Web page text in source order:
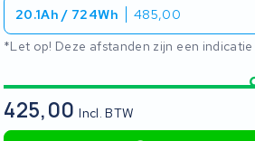
20.1Ah / 724Wh 485,00
*Let op! Deze afstanden zijn een indicatie
425,00Incl. BTW